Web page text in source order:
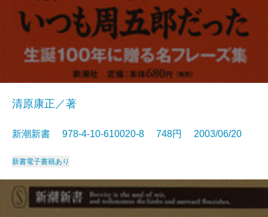
清原康正／著
新潮新書 978-4-10-610020-8 748円 2003/06/20
新書電子書籍あり